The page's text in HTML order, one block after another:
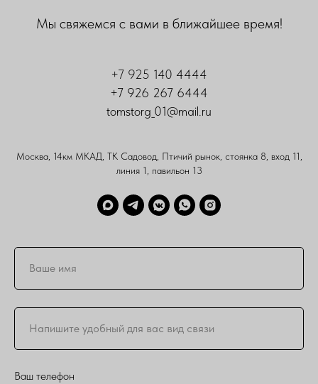
Мы свяжемся с вами в ближайшее время!
+7 925 140 4444
+7 926 267 6444
tomstorg_01@mail.ru
Москва, 14км МКАД, ТК Садовод, Птичий рынок, стоянка 8, вход 11,
линия 1, павильон 13
Ваш телефон